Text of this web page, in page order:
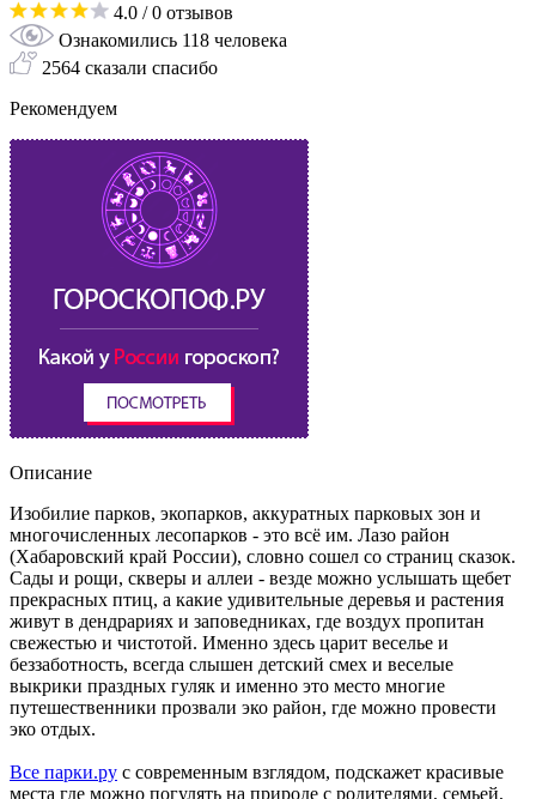
4.0 / 0 отзывов
Ознакомились 118 человека
2564 сказали спасибо
Рекомендуем
Описание
Изобилие парков, экопарков, аккуратных парковых зон и
многочисленных лесопарков - это всё им. Лазо район
(Хабаровский край России), словно сошел со страниц сказок.
Сады и рощи, скверы и аллеи - везде можно услышать щебет
прекрасных птиц, а какие удивительные деревья и растения
живут в дендрариях и заповедниках, где воздух пропитан
свежестью и чистотой. Именно здесь царит веселье и
беззаботность, всегда слышен детский смех и веселые
выкрики праздных гуляк и именно это место многие
путешественники прозвали эко район, где можно провести
эко отдых.
Все парки.ру с современным взглядом, подскажет красивые
места где можно погулять на природе с родителями, семьей,